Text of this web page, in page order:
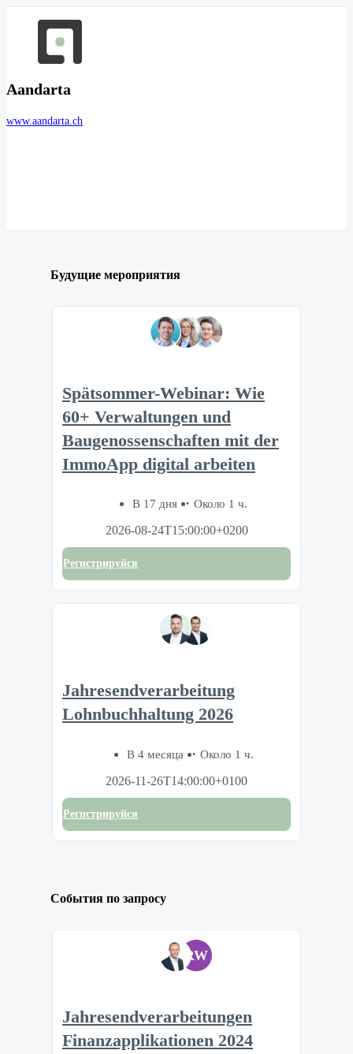
Aandarta
www.aandarta.ch
Будущие мероприятия
Spätsommer-Webinar: Wie
60+ Verwaltungen und
Baugenossenschaften mit der
ImmoApp digital arbeiten
В 17 дня
Около 1 ч.
2026-08-24T15:00:00+0200
Регистрируйся
Jahresendverarbeitung
Lohnbuchhaltung 2026
В 4 месяца
Около 1 ч.
2026-11-26T14:00:00+0100
Регистрируйся
События по запросу
RW
Jahresendverarbeitungen
Finanzapplikationen 2024